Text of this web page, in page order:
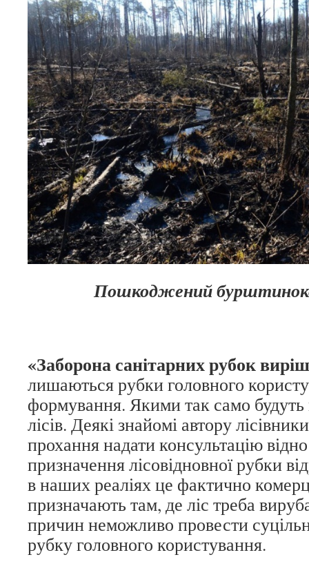
Пошкоджений
«Заборона санітарних рубок
лишаються рубки головного
формування. Якими так само
лісів. Деякі знайомі автору
прохання надати консультацію
призначення лісовідновної рубки
в наших реаліях це фактично
призначають там, де ліс треба
причин неможливо провести
рубку головного користування.